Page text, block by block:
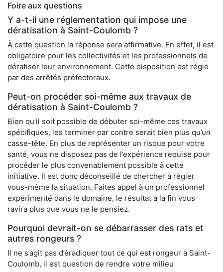
Foire aux questions
Y a-t-il une réglementation qui impose une
dératisation à Saint-Coulomb ?
À cette question la réponse sera affirmative. En effet, il est
obligatoire pour les collectivités et les professionnels de
dératiser leur environnement. Cette disposition est régie
par des arrêtés préfectoraux.
Peut-on procéder soi-même aux travaux de
dératisation à Saint-Coulomb ?
Bien qu’il soit possible de débuter soi-même ces travaux
spécifiques, les terminer par contre serait bien plus qu’un
casse-tête. En plus de représenter un risque pour votre
santé, vous ne disposez pas de l’expérience requise pour
procéder le plus convenablement possible à cette
initiative. Il est donc déconseillé de chercher à régler
vous-même la situation. Faites appel à un professionnel
expérimenté dans le domaine, le résultat à la fin vous
ravira plus que vous ne le pensiez.
Pourquoi devrait-on se débarrasser des rats et
autres rongeurs ?
Il ne s’agit pas d’éradiquer tout ce qui est rongeur à Saint-
Coulomb, il est question de rendre votre milieu